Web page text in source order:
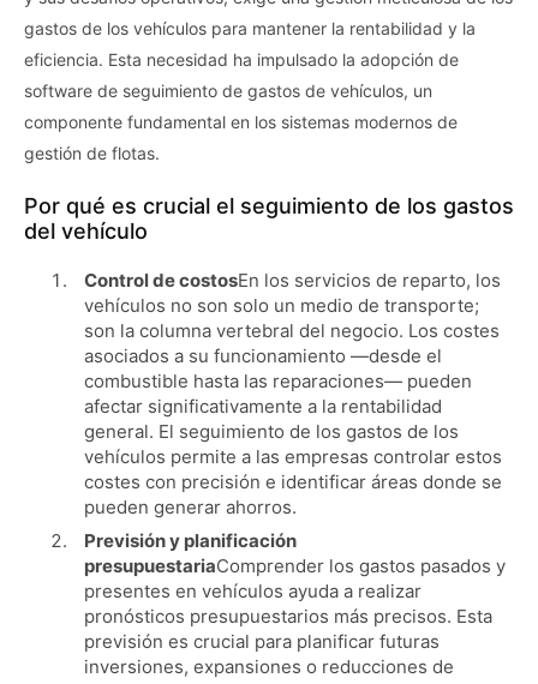
gastos de los vehículos para mantener la rentabilidad y la
eficiencia. Esta necesidad ha impulsado la adopción de
software de seguimiento de gastos de vehículos, un
componente fundamental en los sistemas modernos de
gestión de flotas.
Por qué es crucial el seguimiento de los gastos
del vehículo
Control de costosEn los servicios de reparto, los
vehículos no son solo un medio de transporte;
son la columna vertebral del negocio. Los costes
asociados a su funcionamiento —desde el
combustible hasta las reparaciones— pueden
afectar significativamente a la rentabilidad
general. El seguimiento de los gastos de los
vehículos permite a las empresas controlar estos
costes con precisión e identificar áreas donde se
pueden generar ahorros.
Previsión y planificación
presupuestariaComprender los gastos pasados ​​y
presentes en vehículos ayuda a realizar
pronósticos presupuestarios más precisos. Esta
previsión es crucial para planificar futuras
inversiones, expansiones o reducciones de